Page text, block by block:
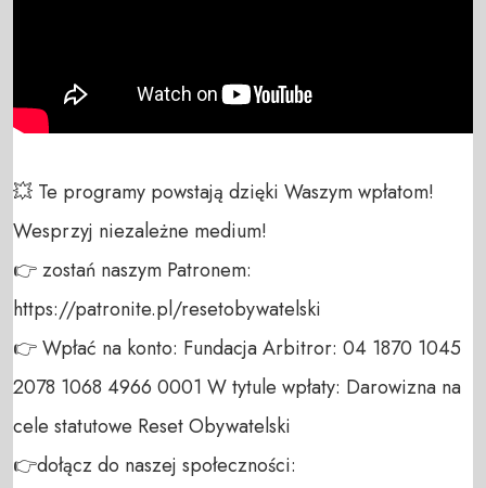
💥 Te programy powstają dzięki Waszym wpłatom!
Wesprzyj niezależne medium!
👉 zostań naszym Patronem:
https://patronite.pl/resetobywatelski
👉 Wpłać na konto: Fundacja Arbitror: 04 1870 1045
2078 1068 4966 0001 W tytule wpłaty: Darowizna na
cele statutowe Reset Obywatelski
👉dołącz do naszej społeczności: